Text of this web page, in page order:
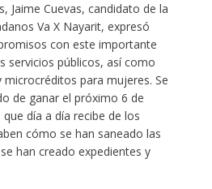
Jaime Cuevas, candidato de la
Va X Nayarit, expresó
con este importante
servicios públicos, así como
para mujeres. Se
de ganar el próximo 6 de
día a día recibe de los
cómo se han saneado las
han creado expedientes y